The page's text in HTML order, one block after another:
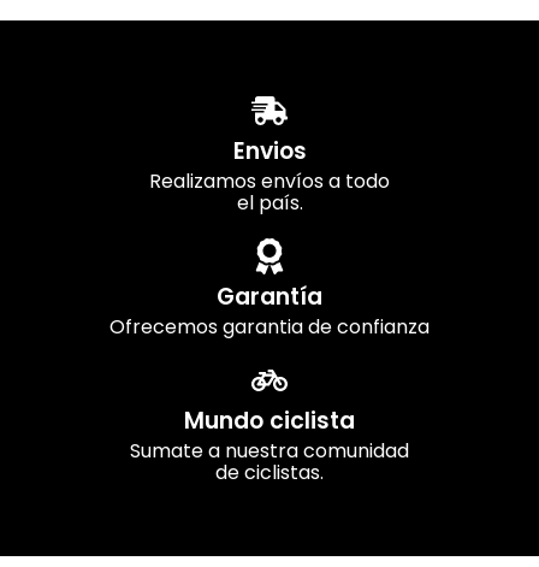
Envios
Realizamos envíos a todo
el país.
Garantía
Ofrecemos garantia de confianza
Mundo ciclista
Sumate a nuestra comunidad
de ciclistas.